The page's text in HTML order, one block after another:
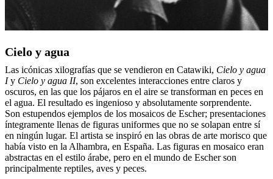
Cielo y agua
Las icónicas xilografías que se vendieron en Catawiki, Cielo y agua
Iy Cielo y agua II, son excelentes interacciones entre claros y
oscuros, en las que los pájaros en el aire se transforman en peces en
el agua. El resultado es ingenioso y absolutamente sorprendente.
Son estupendos ejemplos de los mosaicos de Escher; presentaciones
íntegramente llenas de figuras uniformes que no se solapan entre sí
en ningún lugar. El artista se inspiró en las obras de arte morisco que
había visto en la Alhambra, en España. Las figuras en mosaico eran
abstractas en el estilo árabe, pero en el mundo de Escher son
principalmente reptiles, aves y peces.